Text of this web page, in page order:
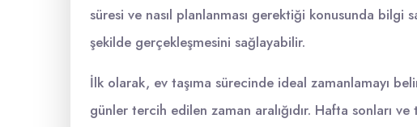
süresi ve nasıl planlanması gerektiği konusunda bilgi
şekilde gerçekleşmesini sağlayabilir.
İlk olarak, ev taşıma sürecinde ideal zamanlamayı
günler tercih edilen zaman aralığıdır. Hafta sonları